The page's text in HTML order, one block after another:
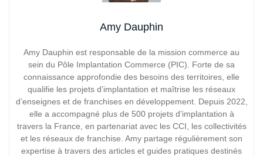
Amy Dauphin
Amy Dauphin est responsable de la mission commerce au
sein du Pôle Implantation Commerce (PIC). Forte de sa
connaissance approfondie des besoins des territoires, elle
qualifie les projets d’implantation et maîtrise les réseaux
d’enseignes et de franchises en développement. Depuis 2022,
elle a accompagné plus de 500 projets d’implantation à
travers la France, en partenariat avec les CCI, les collectivités
et les réseaux de franchise. Amy partage régulièrement son
expertise à travers des articles et guides pratiques destinés